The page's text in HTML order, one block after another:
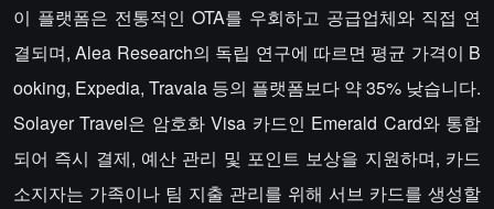
이 플랫폼은 전통적인 OTA를 우회하고 공급업체와 직접 연
결되며, Alea Research의 독립 연구에 따르면 평균 가격이 B
ooking, Expedia, Travala 등의 플랫폼보다 약 35% 낮습니다.
Solayer Travel은 암호화 Visa 카드인 Emerald Card와 통합
되어 즉시 결제, 예산 관리 및 포인트 보상을 지원하며, 카드
소지자는 가족이나 팀 지출 관리를 위해 서브 카드를 생성할